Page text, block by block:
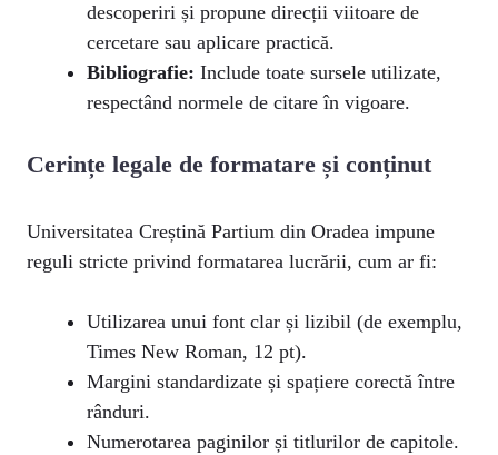
descoperiri și propune direcții viitoare de
cercetare sau aplicare practică.
Bibliografie: Include toate sursele utilizate,
respectând normele de citare în vigoare.
Cerințe legale de formatare și conținut
Universitatea Creștină Partium din Oradea impune
reguli stricte privind formatarea lucrării, cum ar fi:
Utilizarea unui font clar și lizibil (de exemplu,
Times New Roman, 12 pt).
Margini standardizate și spațiere corectă între
rânduri.
Numerotarea paginilor și titlurilor de capitole.